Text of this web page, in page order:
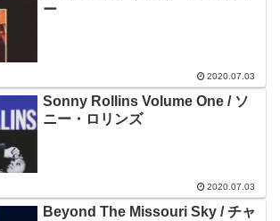
ー
2020.07.03
Sonny Rollins Volume One / ソ
ニー・ロリンズ
2020.07.03
Beyond The Missouri Sky / チャ